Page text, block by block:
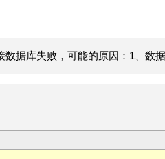
数据库失败，可能的原因：1、数